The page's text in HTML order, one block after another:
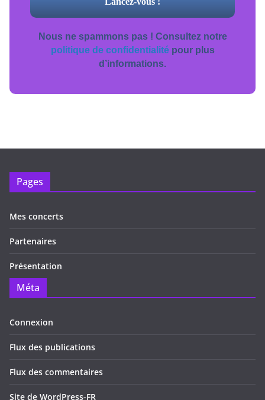
Nous ne spammons pas ! Consultez notre
politique de confidentialitépour plus
d’informations.
Pages
Mes concerts
Partenaires
Présentation
Méta
Connexion
Flux des publications
Flux des commentaires
Site de WordPress-FR